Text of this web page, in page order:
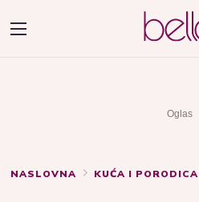
NASLOVNA KUĆA I PORODICA